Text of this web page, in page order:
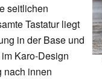
seitlichen
Tastatur liegt
in der Base und
Karo-Design
nach innen